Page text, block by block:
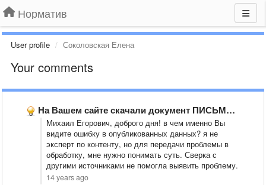
Норматив
User profile Соколовская Елена
Your comments
На Вашем сайте скачали документ ПИСЬМО от 26 января 2012 …
Михаил Егорович, доброго дня! в чем именно Вы
видите ошибку в опубликованных данных? я не
эксперт по контенту, но для передачи проблемы в
обработку, мне нужно понимать суть. Сверка с
другими источниками не помогла выявить проблему.
14 years ago